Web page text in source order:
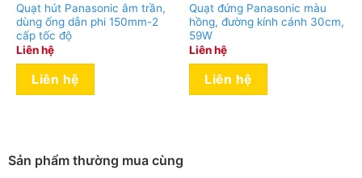
Quạt hút Panasonic âm trần,
dùng ống dẫn phi 150mm-2
cấp tốc độ
Liên hệ
Liên hệ
Quạt đứng Panasonic màu
hồng, đường kính cánh 30cm,
59W
Liên hệ
Liên hệ
Sản phẩm thường mua cùng